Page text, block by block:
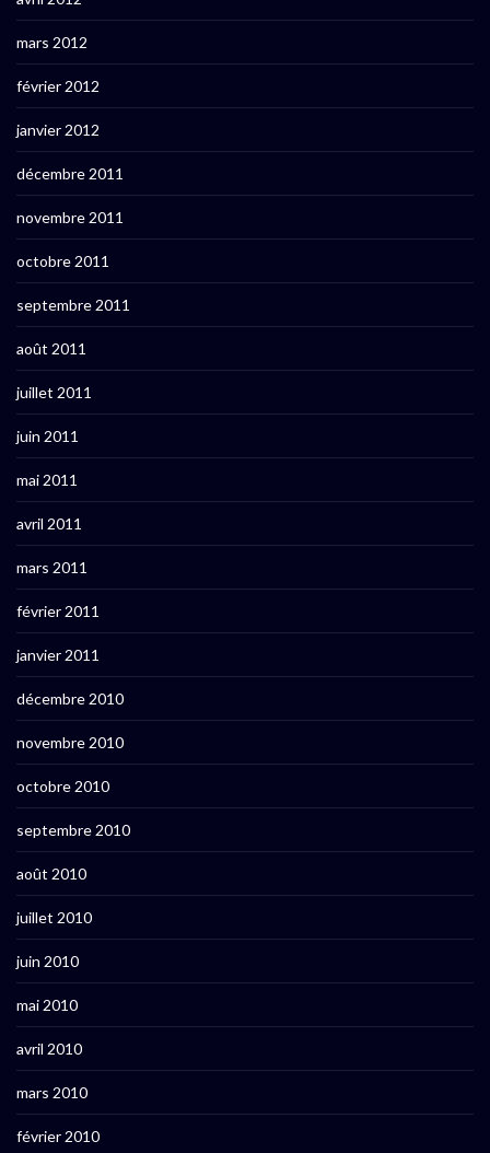
mars 2012
février 2012
janvier 2012
décembre 2011
novembre 2011
octobre 2011
septembre 2011
août 2011
juillet 2011
juin 2011
mai 2011
avril 2011
mars 2011
février 2011
janvier 2011
décembre 2010
novembre 2010
octobre 2010
septembre 2010
août 2010
juillet 2010
juin 2010
mai 2010
avril 2010
mars 2010
février 2010